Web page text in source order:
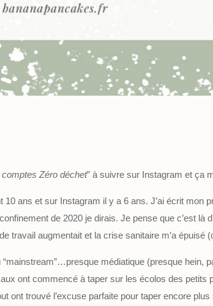
comptes Zéro déchet” à suivre sur Instagram et ça
ans et sur Instagram il y a 6 ans. J’ai écrit mon
de 2020 je dirais. Je pense que c’est là
travail augmentait et la crise sanitaire m’a épuisé
“mainstream”…presque médiatique (presque hein,
ont commencé à taper sur les écolos des petits
ont trouvé l’excuse parfaite pour taper encore